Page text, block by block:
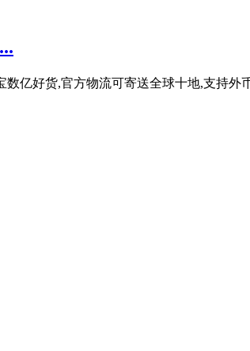
亿好货,官方物流可寄送全球十地,支持外